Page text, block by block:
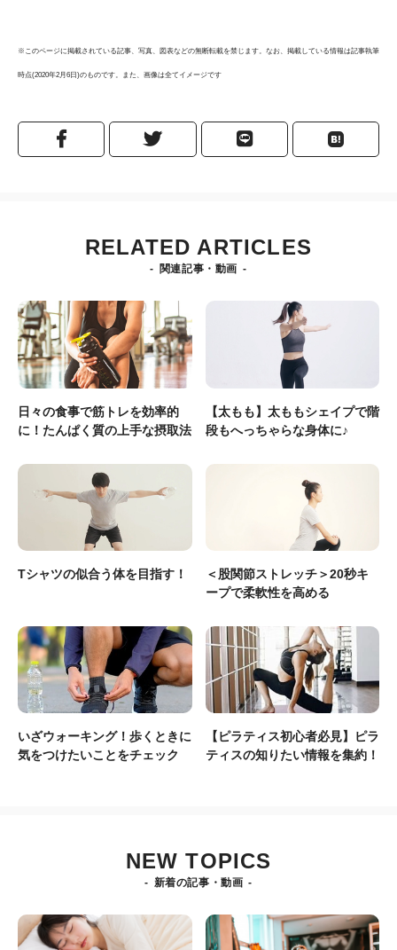
※このページに掲載されている記事、写真、図表などの無断転載を禁じます。なお、掲載している情報は記事執筆
時点(2020年2月6日)のものです。また、画像は全てイメージです
RELATED ARTICLES
関連記事・動画
日々の食事で筋トレを効率的
に！たんぱく質の上手な摂取法
【太もも】太ももシェイプで階
段もへっちゃらな身体に♪
Tシャツの似合う体を目指す！
＜股関節ストレッチ＞20秒キ
ープで柔軟性を高める
いざウォーキング！歩くときに
気をつけたいことをチェック
【ピラティス初心者必見】ピラ
ティスの知りたい情報を集約！
NEW TOPICS
新着の記事・動画